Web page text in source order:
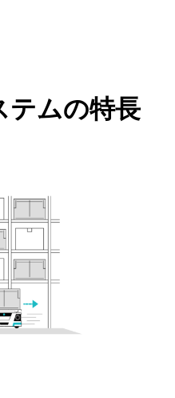
ムの特長